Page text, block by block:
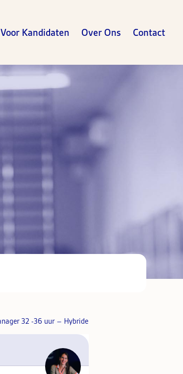
Voor Kandidaten Over Ons Contact